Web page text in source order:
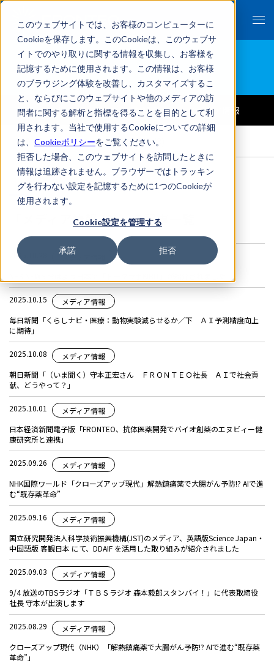
このウェブサイトでは、お客様のコンピューターに
Cookieを保存します。このCookieは、このウェブサ
イトでのやり取りに関する情報を収集し、お客様を
記憶するために使用されます。この情報は、お客様
のブラウジング体験を改善し、カスタマイズするこ
と、ならびにこのウェブサイトや他のメディアの訪
問者に関する解析と指標を得ることを目的として利
用されます。当社で使用するCookieについての詳細
は、 Cookieポリシーをご覧ください。
拒否した場合、このウェブサイトを訪問したときに
情報は追跡されません。ブラウザーではトラッキン
グを行わない設定を記憶するために1つのCookieが
使用されます。
Cookie設定を管理する
承諾 拒否
ニュース
ALL プレスリリース お知らせ メディア情報
HOME>ニュース>メディア情報 (3)
「メディア情報 (3)」の記事一覧
2025.10.28
メディア情報
2025.10.15
メディア情報
毎日新聞「くらしナビ・医療：動物実験減らせるか／下 ＡＩ予測精度向上
に期待」
2025.10.08
メディア情報
朝日新聞「（いま聞く）守本正宏さん ＦＲＯＮＴＥＯ社長 ＡＩで社会貢
献、どうやって？」
2025.10.01
メディア情報
日本経済新聞電子版「FRONTEO、抗体医薬開発でバイオ創薬のエヌビィー健
康研究所と連携」
2025.09.26
メディア情報
NHK国際ワールド「クローズアップ現代」解熱鎮痛薬で大腸がん予防!? AIで進
む“既存薬革命”
2025.09.16
メディア情報
国立研究開発法人科学技術振興機構(JST)のメディア、英語版Science Japan・
中国語版 客観日本 にて、DDAIF を活用した取り組みが紹介されました
2025.09.03
メディア情報
9/4 放送のTBSラジオ「ＴＢＳラジオ 森本毅郎スタンバイ！」に代表取締役
社長 守本が出演します
2025.08.29
メディア情報
クローズアップ現代（NHK）「解熱鎮痛薬で大腸がん予防!? AIで進む“既存薬
革命”」